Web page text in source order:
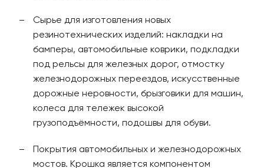
Сырье для изготовления новых
резинотехнических изделий: накладки на
бамперы, автомобильные коврики, подкладки
под рельсы для железных дорог, отмостку
железнодорожных переездов, искусственные
дорожные неровности, брызговики для машин,
колеса для тележек высокой
грузоподъёмности, подошвы для обуви.
Покрытия автомобильных и железнодорожных
мостов. Крошка является компонентом